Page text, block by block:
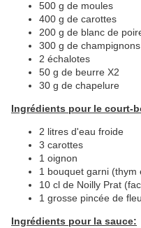
500 g de moules
400 g de carottes
200 g de blanc de
300 g de
2 échalotes
50 g de beurre X2
30 g de chapelure
Ingrédients pour le court-
2 litres d'eau froide
3 carottes
1 oignon
1 bouquet garni (thym
10 cl de Noilly Prat
1 grosse pincée de
Ingrédients pour la sauce: